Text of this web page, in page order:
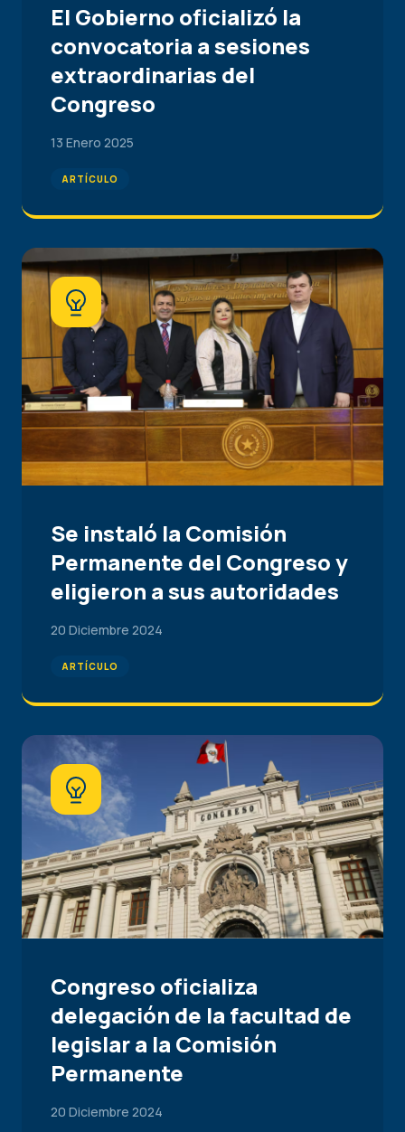
El Gobierno oficializó la
convocatoria a sesiones
extraordinarias del
Congreso
13 Enero 2025
ARTÍCULO
Se instaló la Comisión
Permanente del Congreso y
eligieron a sus autoridades
20 Diciembre 2024
ARTÍCULO
Congreso oficializa
delegación de la facultad de
legislar a la Comisión
Permanente
20 Diciembre 2024